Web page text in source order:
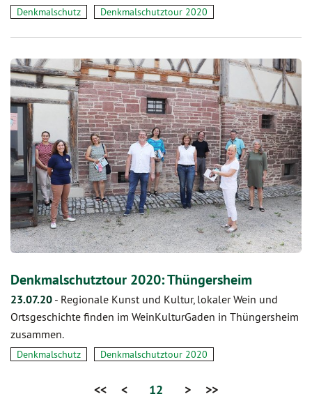
Denkmalschutz Denkmalschutztour 2020
Denkmalschutztour 2020: Thüngersheim
23.07.20 - Regionale Kunst und Kultur, lokaler Wein und
Ortsgeschichte finden im WeinKulturGaden in Thüngersheim
zusammen.
Denkmalschutz Denkmalschutztour 2020
<< < 12 > >>